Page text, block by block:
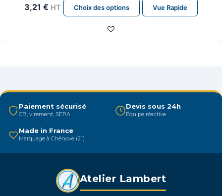
3,21 € HT Choix des options
Ce
produit
peuvent
être
choisies
page
produit
Vue Rapide
Paiement sécurisé
CB, virement, SEPA
Devis sous 24h
Équipe réactive
Made in France
Marquage à Chênove (21)
Atelier Lambert